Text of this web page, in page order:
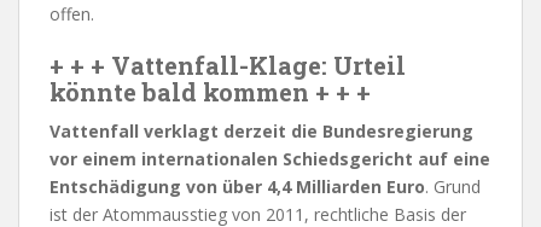
offen.
+ + + Vattenfall-Klage: Urteil
könnte bald kommen + + +
Vattenfall verklagt derzeit die Bundesregierung
vor einem internationalen Schiedsgericht auf eine
Entschädigung von über 4,4 Milliarden Euro. Grund
ist der Atommausstieg von 2011, rechtliche Basis der